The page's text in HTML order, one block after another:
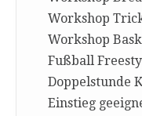
Workshop
Workshop
Fußball
Doppelstunde
Einstieg